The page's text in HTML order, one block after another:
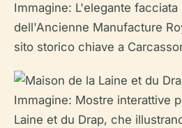
Immagine: L'elegante
dell'Ancienne Manufacture
sito storico chiave a
Immagine: Mostre interattive
Laine et du Drap, che